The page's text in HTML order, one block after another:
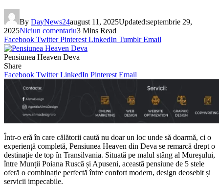
By DayNews24august 11, 2025Updated:septembrie 29,
2025Niciun comentariu3 Mins Read
Facebook Twitter Pinterest LinkedIn Tumblr Email
Pensiunea Heaven Deva
Share
Facebook Twitter LinkedIn Pinterest Email
Într-o eră în care călătorii caută nu doar un loc unde să doarmă, ci o
experiență completă, Pensiunea Heaven din Deva se remarcă drept o
destinație de top în Transilvania. Situată pe malul stâng al Mureșului,
între Munții Poiana Ruscă și Apuseni, această pensiune de 5 stele
oferă o combinație perfectă între confort modern, design deosebit și
servicii impecabile.